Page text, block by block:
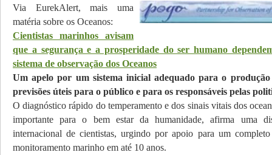
Via EurekAlert, mais uma
matéria sobre os Oceanos:
Cientistas marinhos avisam
que a segurança e a prosperidade do ser humano
sistema de observação dos Oceanos
Um apelo por um sistema inicial adequado para o produção
previsões úteis para o público e para os responsáveis pelas
O diagnóstico rápido do temperamento e dos sinais vitais dos
importante para o bem estar da humanidade, afirma uma
internacional de cientistas, urgindo por apoio para um
monitoramento marinho em até 10 anos.